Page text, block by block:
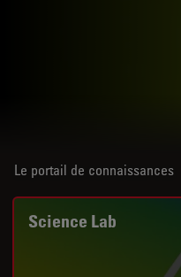
Le portail de connaissances
Science Lab